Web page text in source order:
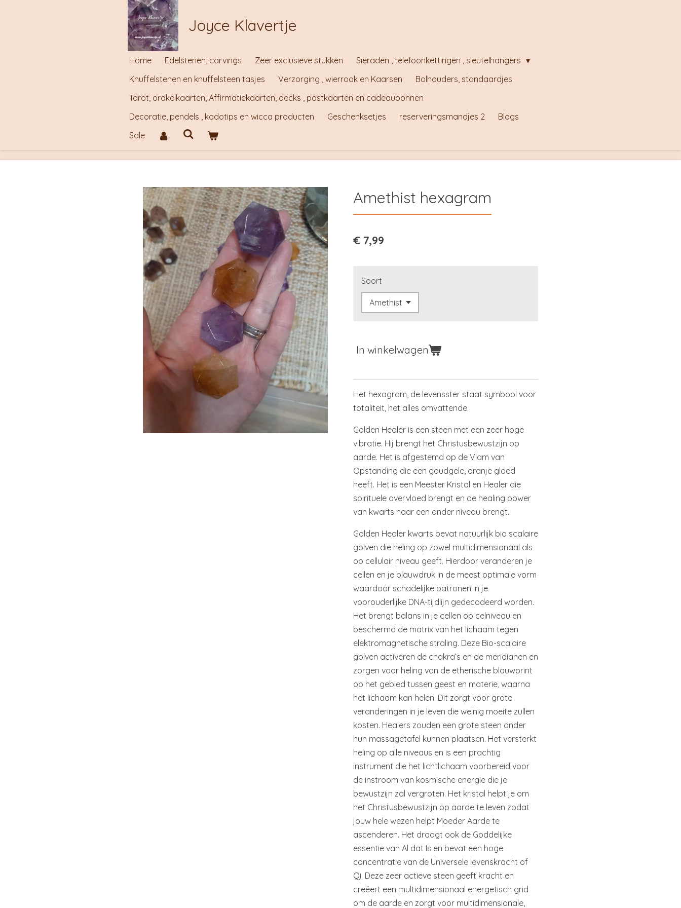
Joyce Klavertje
Home Edelstenen, carvings Zeer exclusieve stukken
Sieraden , telefoonkettingen , sleutelhangers
Knuffelstenen en knuffelsteen tasjes
Verzorging , wierrook en Kaarsen
Bolhouders, standaardjes
Tarot, orakelkaarten, Affirmatiekaarten, decks , postkaarten en cadeaubonnen
Decoratie, pendels , kadotips en wicca producten
Geschenksetjes reserveringsmandjes 2
Blogs
Sale
Amethist hexagram
€ 7,99
Soort
In winkelwagen
Het hexagram, de levensster staat symbool voor
totaliteit, het alles omvattende.
Golden Healer is een steen met een zeer hoge
vibratie. Hij brengt het Christusbewustzijn op
aarde. Het is afgestemd op de Vlam van
Opstanding die een goudgele, oranje gloed
heeft. Het is een Meester Kristal en Healer die
spirituele overvloed brengt en de healing power
van kwarts naar een ander niveau brengt.
Golden Healer kwarts bevat natuurlijk bio scalaire
golven die heling op zowel multidimensionaal als
op cellulair niveau geeft. Hierdoor veranderen je
cellen en je blauwdruk in de meest optimale vorm
waardoor schadelijke patronen in je
voorouderlijke DNA-tijdlijn gedecodeerd worden.
Het brengt balans in je cellen op celniveau en
beschermd de matrix van het lichaam tegen
elektromagnetische straling. Deze Bio-scalaire
golven activeren de chakra’s en de meridianen en
zorgen voor heling van de etherische blauwprint
op het gebied tussen geest en materie, waarna
het lichaam kan helen. Dit zorgt voor grote
veranderingen in je leven die weinig moeite zullen
kosten. Healers zouden een grote steen onder
hun massagetafel kunnen plaatsen. Het versterkt
heling op alle niveaus en is een prachtig
instrument die het lichtlichaam voorbereid voor
de instroom van kosmische energie die je
bewustzijn zal vergroten. Het kristal helpt je om
het Christusbewustzijn op aarde te leven zodat
jouw hele wezen helpt Moeder Aarde te
ascenderen. Het draagt ook de Goddelijke
essentie van Al dat Is en bevat een hoge
concentratie van de Universele levenskracht of
Qi. Deze zeer actieve steen geeft kracht en
creëert een multidimensionaal energetisch grid
om de aarde en zorgt voor multidimensionale,